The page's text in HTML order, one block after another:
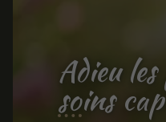
Adieu
soins